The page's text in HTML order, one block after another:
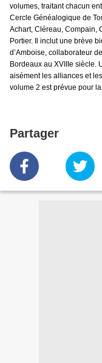
volumes, traitant chacun
Cercle Généalogique de
Achart, Cléreau, Compain,
Portier. Il inclut une brève
d’Amboise, collaborateur
Bordeaux au XVIIIe siècle.
aisément les alliances et
volume 2 est prévue pour
Partager